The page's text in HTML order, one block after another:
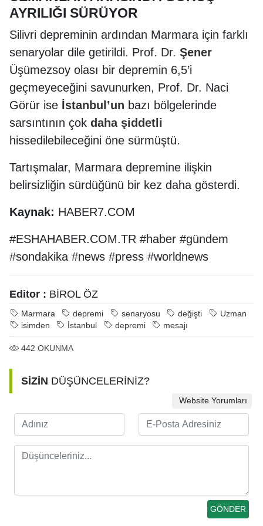
AYRILIĞI SÜRÜYOR
Silivri depreminin ardından Marmara için farklı
senaryolar dile getirildi. Prof. Dr. Şener
Üşümezsoy olası bir depremin 6,5’i
geçmeyeceğini savunurken, Prof. Dr. Naci
Görür ise İstanbul’un bazı bölgelerinde
sarsıntının çok daha şiddetli
hissedilebileceğini öne sürmüştü.
Tartışmalar, Marmara depremine ilişkin
belirsizliğin sürdüğünü bir kez daha gösterdi.
Kaynak: HABER7.COM
#ESHAHABER.COM.TR #haber #gündem
#sondakika #news #press #worldnews
Editor : BİROL ÖZ
Marmara depremi senaryosu değişti
Uzman
isimden
İstanbul depremi mesajı
442 OKUNMA
SİZİN DÜŞÜNCELERİNİZ?
Website Yorumları